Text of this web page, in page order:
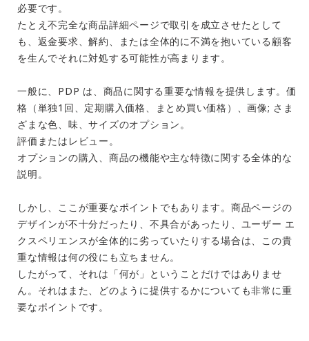
必要です。
たとえ不完全な商品詳細ページで取引を成立させたとして
も、返金要求、解約、または全体的に不満を抱いている顧客
を生んでそれに対処する可能性が高まります。
一般に、PDP は、商品に関する重要な情報を提供します。価
格（単独1回、定期購入価格、まとめ買い価格）、画像; さま
ざまな色、味、サイズのオプション。
評価またはレビュー。
オプションの購入、商品の機能や主な特徴に関する全体的な
説明。
しかし、ここが重要なポイントでもあります。商品ページの
デザインが不十分だったり、不具合があったり、ユーザー エ
クスペリエンスが全体的に劣っていたりする場合は、この貴
重な情報は何の役にも立ちません。
したがって、それは「何が」ということだけではありませ
ん。それはまた、どのように提供するかについても非常に重
要なポイントです。